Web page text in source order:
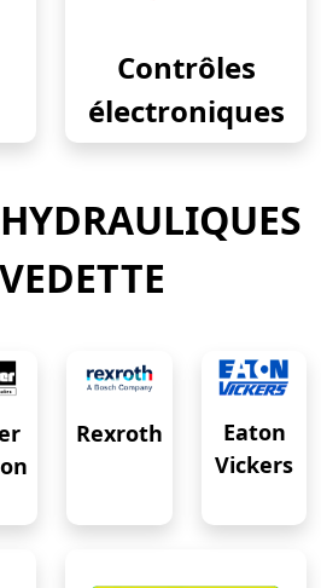
Contrôles
électroniques
Rexroth
Eaton
Vickers